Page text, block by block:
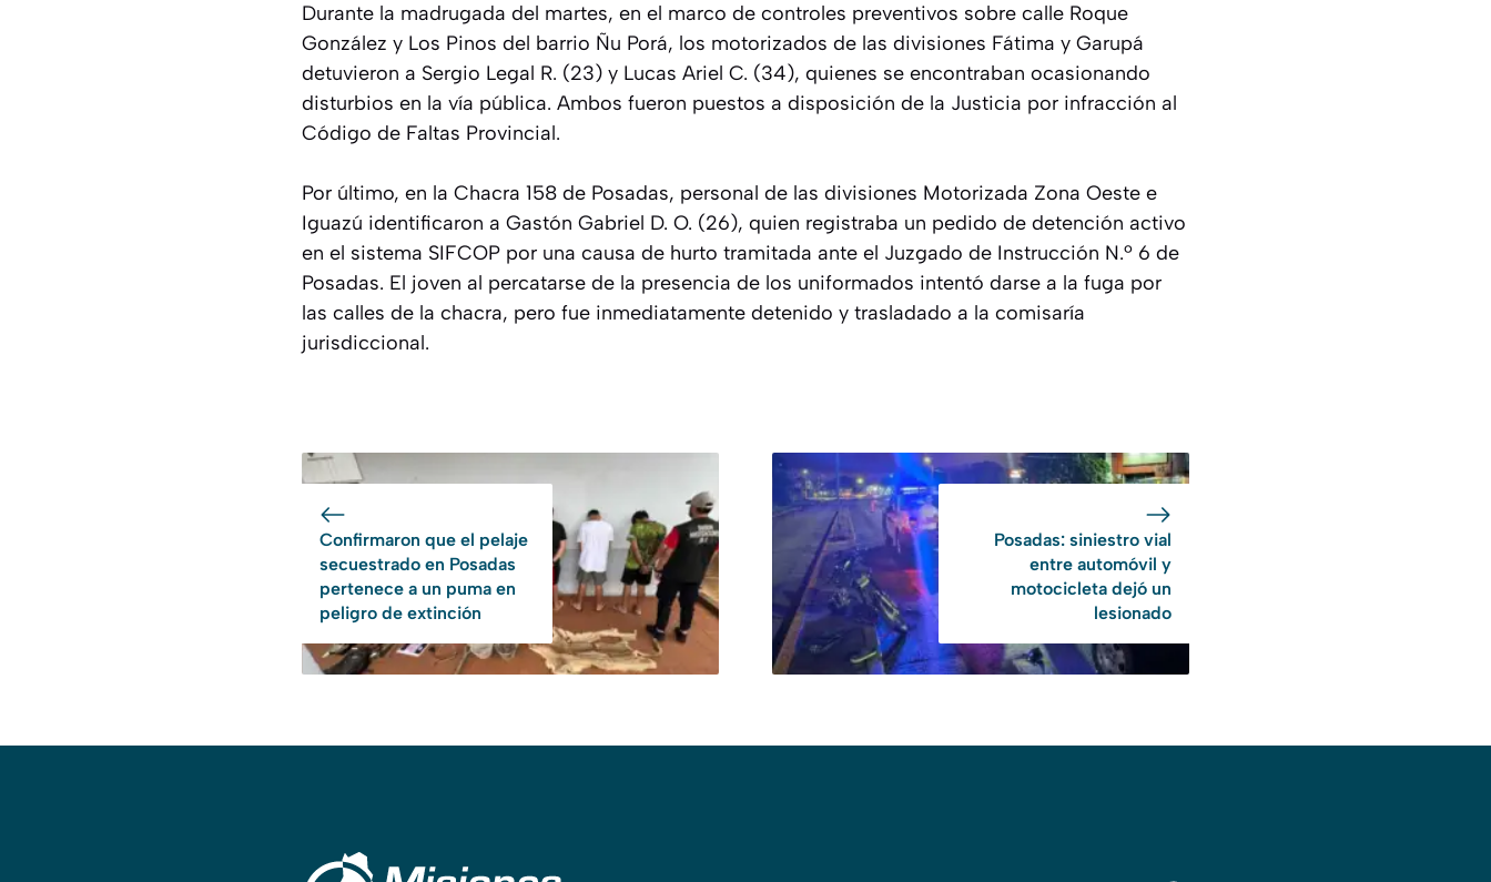
Durante la madrugada del martes, en el marco de controles preventivos sobre calle Roque
González y Los Pinos del barrio Ñu Porá, los motorizados de las divisiones Fátima y Garupá
detuvieron a Sergio Legal R. (23) y Lucas Ariel C. (34), quienes se encontraban ocasionando
disturbios en la vía pública. Ambos fueron puestos a disposición de la Justicia por infracción al
Código de Faltas Provincial.
Por último, en la Chacra 158 de Posadas, personal de las divisiones Motorizada Zona Oeste e
Iguazú identificaron a Gastón Gabriel D. O. (26), quien registraba un pedido de detención activo
en el sistema SIFCOP por una causa de hurto tramitada ante el Juzgado de Instrucción N.º 6 de
Posadas. El joven al percatarse de la presencia de los uniformados intentó darse a la fuga por
las calles de la chacra, pero fue inmediatamente detenido y trasladado a la comisaría
jurisdiccional.
Confirmaron que el pelaje
secuestrado en Posadas
pertenece a un puma en
peligro de extinción
Posadas: siniestro vial
entre automóvil y
motocicleta dejó un
lesionado